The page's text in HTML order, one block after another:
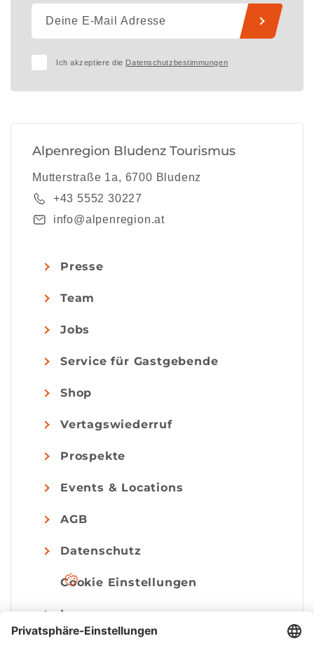
Ich akzeptiere die Datenschutzbestimmungen
Alpenregion Bludenz Tourismus
Mutterstraße 1a, 6700 Bludenz
+43 5552 30227
info@alpenregion.at
Presse
Team
Jobs
Service für Gastgebende
Shop
Vertagswiederruf
Prospekte
Events & Locations
AGB
Datenschutz
Cookie Einstellungen
Impressum